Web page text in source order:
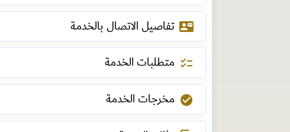
contact_mail تفاصيل الاتصال بالخدمة
checklist متطلبات الخدمة
check_circle مخرجات الخدمة